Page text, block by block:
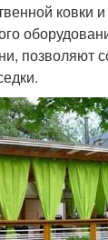
ковки
позволяют